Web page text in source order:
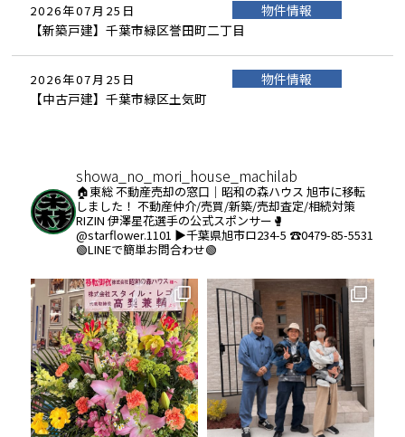
2026年07月25日
物件情報
【新築戸建】千葉市緑区誉田町二丁目
2026年07月25日
物件情報
【中古戸建】千葉市緑区土気町
showa_no_mori_house_machilab
🏠東総 不動産売却の窓口｜昭和の森ハウス 旭市に移転
しました！ 不動産仲介/売買/新築/売却査定/相続対策
RIZIN 伊澤星花選手の公式スポンサー🥊
@starflower.1101 ▶︎千葉県旭市ロ234-5 ☎️0479-85-5531
🟢LINEで簡単お問合わせ🟢